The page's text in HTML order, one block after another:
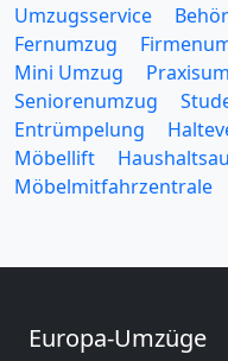
Umzugsservice
Fernumzug
Mini Umzug
Seniorenumzug
Entrümpelung
Möbellift
Möbelmitfahrzentrale
Europa-Umzüge